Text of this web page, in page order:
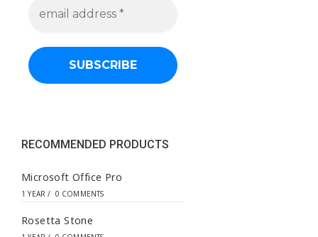
a
d
s
RECOMMENDED PRODUCTS
Microsoft Office Pro
1 YEAR / 0 COMMENTS
Rosetta Stone